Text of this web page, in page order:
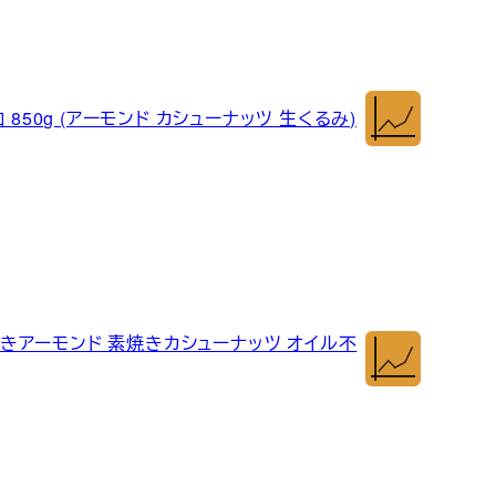
(アーモンド カシューナッツ 生くるみ)
ーモンド 素焼きカシューナッツ オイル不